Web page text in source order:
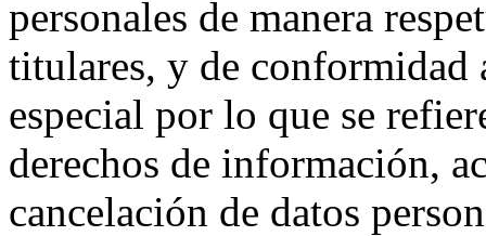
personales de manera
titulares, y de conformidad
especial por lo que se
derechos de información,
cancelación de datos